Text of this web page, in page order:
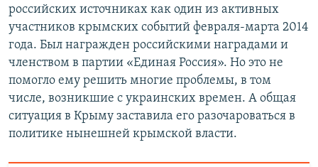
российских источниках как один из активных
участников крымских событий февраля-марта 2014
года. Был награжден российскими наградами и
членством в партии «Единая Россия». Но это не
помогло ему решить многие проблемы, в том
числе, возникшие с украинских времен. А общая
ситуация в Крыму заставила его разочароваться в
политике нынешней крымской власти.